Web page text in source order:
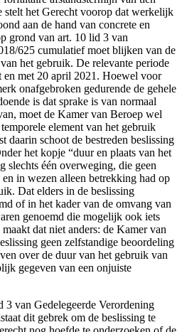
stelt het Gerecht voorop dat werkelijk
aan de hand van concrete en
grond van art. 10 lid 3 van
625 cumulatief moet blijken van de
het gebruik. De relevante periode
met 20 april 2021. Hoewel voor
onafgebroken gedurende de gehele
is dat sprake is van normaal
moet de Kamer van Beroep wel
element van het gebruik
daarin schoot de bestreden beslissing
het kopje “duur en plaats van het
slechts één overweging, die geen
in wezen alleen betrekking had op
Dat elders in de beslissing
of in het kader van de omvang van
genoemd die mogelijk ook iets
dat niet anders: de Kamer van
geen zelfstandige beoordeling
over de duur van het gebruik van
gegeven van een onjuiste
3 van Gedelegeerde Verordening
dit gebrek om de beslissing te